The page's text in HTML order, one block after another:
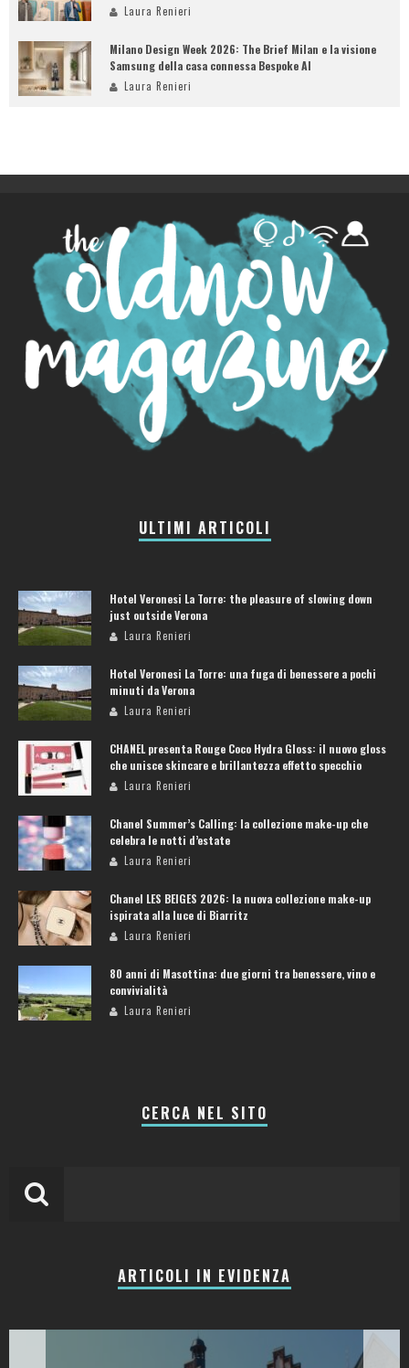
Laura Renieri
Milano Design Week 2026: The Brief Milan e la visione
Samsung della casa connessa Bespoke AI
Laura Renieri
ULTIMI ARTICOLI
Hotel Veronesi La Torre: the pleasure of slowing down
just outside Verona
Laura Renieri
Hotel Veronesi La Torre: una fuga di benessere a pochi
minuti da Verona
Laura Renieri
CHANEL presenta Rouge Coco Hydra Gloss: il nuovo gloss
che unisce skincare e brillantezza effetto specchio
Laura Renieri
Chanel Summer’s Calling: la collezione make-up che
celebra le notti d’estate
Laura Renieri
Chanel LES BEIGES 2026: la nuova collezione make-up
ispirata alla luce di Biarritz
Laura Renieri
80 anni di Masottina: due giorni tra benessere, vino e
convivialità
Laura Renieri
CERCA NEL SITO
ARTICOLI IN EVIDENZA